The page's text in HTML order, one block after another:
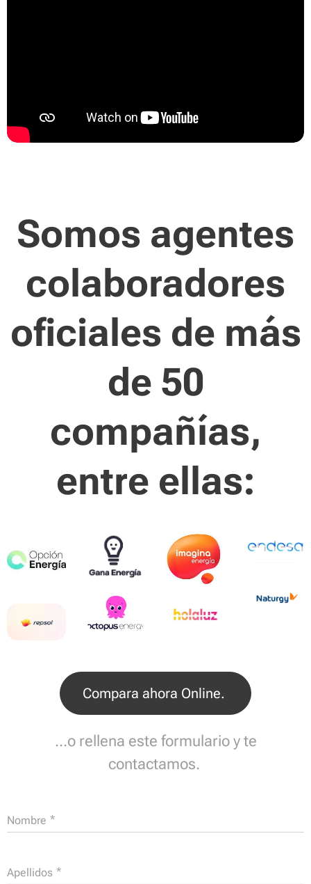
Somos agentes
colaboradores
oficiales de más
de 50
compañías,
entre ellas:
Compara ahora Online.
...o rellena este formulario y te
contactamos.
Nombre
Apellidos